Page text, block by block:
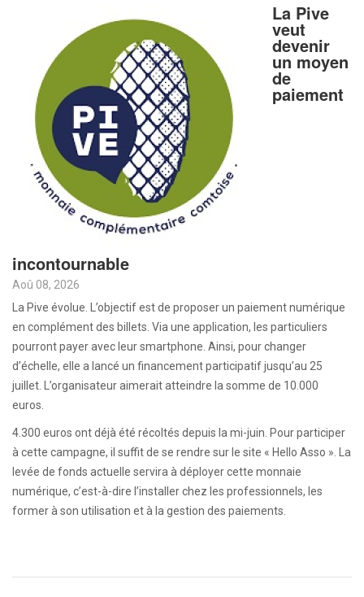
La Pive
veut
devenir
un moyen
de
paiement
incontournable
Aoû 08, 2026
La Pive évolue. L’objectif est de proposer un paiement numérique
en complément des billets. Via une application, les particuliers
pourront payer avec leur smartphone. Ainsi, pour changer
d’échelle, elle a lancé un financement participatif jusqu’au 25
juillet. L’organisateur aimerait atteindre la somme de 10.000
euros.
4.300 euros ont déjà été récoltés depuis la mi-juin. Pour participer
à cette campagne, il suffit de se rendre sur le site « Hello Asso ». La
levée de fonds actuelle servira à déployer cette monnaie
numérique, c’est-à-dire l’installer chez les professionnels, les
former à son utilisation et à la gestion des paiements.